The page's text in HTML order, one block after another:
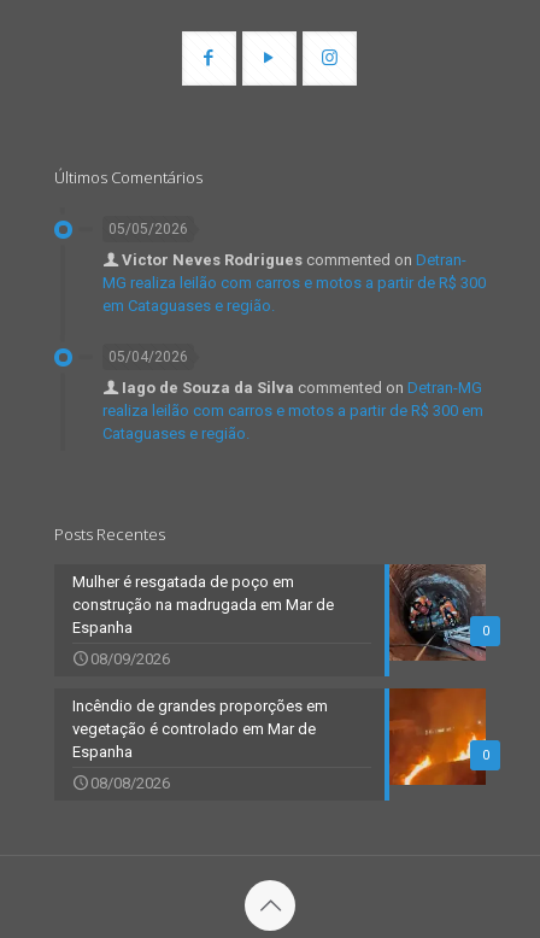
Últimos Comentários
05/05/2026
Victor Neves Rodrigues commented on Detran-
MG realiza leilão com carros e motos a partir de R$ 300
em Cataguases e região.
05/04/2026
Iago de Souza da Silva commented on Detran-MG
realiza leilão com carros e motos a partir de R$ 300 em
Cataguases e região.
Posts Recentes
0
Mulher é resgatada de poço em
construção na madrugada em Mar de
Espanha
08/09/2026
0
Incêndio de grandes proporções em
vegetação é controlado em Mar de
Espanha
08/08/2026